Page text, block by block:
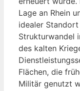
Lage an Rhein
idealer
Strukturwandel
des kalten
Flächen, die
Militär genutzt